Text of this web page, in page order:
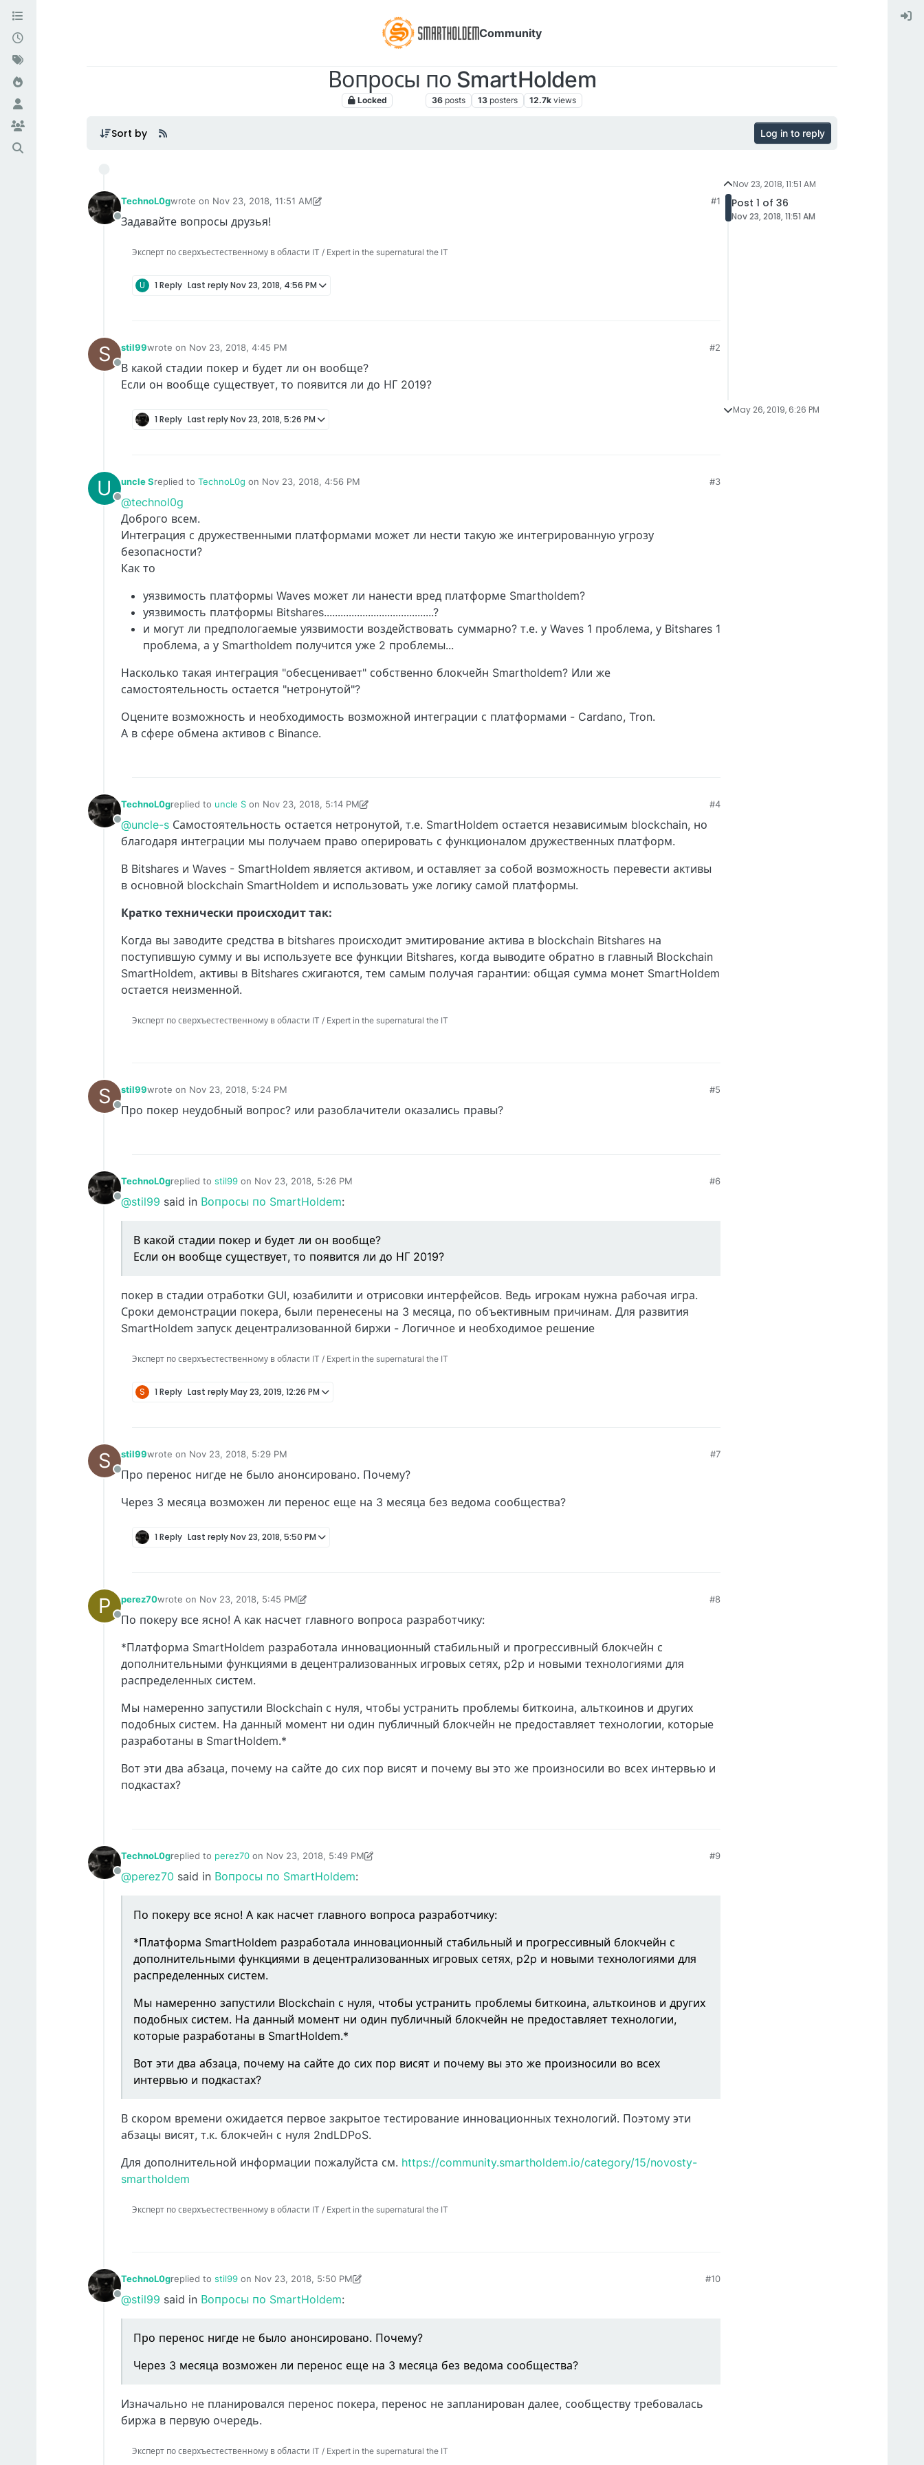
Community
Вопросы по SmartHoldem
Locked 36 posts 13 posters 12.7k views
Sort by Log in to reply
Offline
TechnoL0gwrote on Nov 23, 2018, 11:51 AM
last edited by vlad2323 Nov 23, 2018, 12:29 PM
#1
Задавайте вопросы друзья!
Эксперт по сверхъестественному в области IT / Expert in the supernatural the IT
U 1 Reply Last replyNov 23, 2018, 4:56 PM
S
Offline
stil99wrote on Nov 23, 2018, 4:45 PM
last edited by
#2
В какой стадии покер и будет ли он вообще?
Если он вообще существует, то появится ли до НГ 2019?
1 Reply Last replyNov 23, 2018, 5:26 PM
U
Offline
uncle Sreplied to TechnoL0g on Nov 23, 2018, 4:56 PM
last edited by
#3
@technol0g
Доброго всем.
Интеграция с дружественными платформами может ли нести такую же интегрированную угрозу
безопасности?
Как то
уязвимость платформы Waves может ли нанести вред платформе Smartholdem?
уязвимость платформы Bitshares........................................?
и могут ли предпологаемые уязвимости воздействовать суммарно? т.е. у Waves 1 проблема, у Bitshares 1
проблема, а у Smartholdem получится уже 2 проблемы...
Насколько такая интеграция "обесценивает" собственно блокчейн Smartholdem? Или же
самостоятельность остается "нетронутой"?
Оцените возможность и необходимость возможной интеграции с платформами - Cardano, Tron.
А в сфере обмена активов с Binance.
Offline
TechnoL0greplied to uncle S on Nov 23, 2018, 5:14 PM
last edited by EuropaDec 4, 2018, 7:43 AM
#4
@uncle-s Самостоятельность остается нетронутой, т.е. SmartHoldem остается независимым blockchain, но
благодаря интеграции мы получаем право оперировать с функционалом дружественных платформ.
В Bitshares и Waves - SmartHoldem является активом, и оставляет за собой возможность перевести активы
в основной blockchain SmartHoldem и использовать уже логику самой платформы.
Кратко технически происходит так:
Когда вы заводите средства в bitshares происходит эмитирование актива в blockchain Bitshares на
поступившую сумму и вы используете все функции Bitshares, когда выводите обратно в главный Blockchain
SmartHoldem, активы в Bitshares сжигаются, тем самым получая гарантии: общая сумма монет SmartHoldem
остается неизменной.
Эксперт по сверхъестественному в области IT / Expert in the supernatural the IT
S
Offline
stil99wrote on Nov 23, 2018, 5:24 PM
last edited by
#5
Про покер неудобный вопрос? или разоблачители оказались правы?
Offline
TechnoL0greplied to stil99 on Nov 23, 2018, 5:26 PM
last edited by
#6
@stil99 said in Вопросы по SmartHoldem:
В какой стадии покер и будет ли он вообще?
Если он вообще существует, то появится ли до НГ 2019?
покер в стадии отработки GUI, юзабилити и отрисовки интерфейсов. Ведь игрокам нужна рабочая игра.
Сроки демонстрации покера, были перенесены на 3 месяца, по объективным причинам. Для развития
SmartHoldem запуск децентрализованной биржи - Логичное и необходимое решение
Эксперт по сверхъестественному в области IT / Expert in the supernatural the IT
S 1 Reply Last replyMay 23, 2019, 12:26 PM
S
Offline
stil99wrote on Nov 23, 2018, 5:29 PM
last edited by
#7
Про перенос нигде не было анонсировано. Почему?
Через 3 месяца возможен ли перенос еще на 3 месяца без ведома сообщества?
1 Reply Last replyNov 23, 2018, 5:50 PM
P
Offline
perez70wrote on Nov 23, 2018, 5:45 PM
last edited by perez70Nov 23, 2018, 5:46 PM
#8
По покеру все ясно! А как насчет главного вопроса разработчику:
*Платформа SmartHoldem разработала инновационный стабильный и прогрессивный блокчейн с
дополнительными функциями в децентрализованных игровых сетях, p2p и новыми технологиями для
распределенных систем.
Мы намеренно запустили Blockchain с нуля, чтобы устранить проблемы биткоина, альткоинов и других
подобных систем. На данный момент ни один публичный блокчейн не предоставляет технологии, которые
разработаны в SmartHoldem.*
Вот эти два абзаца, почему на сайте до сих пор висят и почему вы это же произносили во всех интервью и
подкастах?
Offline
TechnoL0greplied to perez70 on Nov 23, 2018, 5:49 PM
last edited by Europa Nov 23, 2018, 5:56 PM
#9
@perez70 said in Вопросы по SmartHoldem:
По покеру все ясно! А как насчет главного вопроса разработчику:
*Платформа SmartHoldem разработала инновационный стабильный и прогрессивный блокчейн с
дополнительными функциями в децентрализованных игровых сетях, p2p и новыми технологиями для
распределенных систем.
Мы намеренно запустили Blockchain с нуля, чтобы устранить проблемы биткоина, альткоинов и других
подобных систем. На данный момент ни один публичный блокчейн не предоставляет технологии,
которые разработаны в SmartHoldem.*
Вот эти два абзаца, почему на сайте до сих пор висят и почему вы это же произносили во всех
интервью и подкастах?
В скором времени ожидается первое закрытое тестирование инновационных технологий. Поэтому эти
абзацы висят, т.к. блокчейн с нуля 2ndLDPoS.
Для дополнительной информации пожалуйста см. https://community.smartholdem.io/category/15/novosty-
smartholdem
Эксперт по сверхъестественному в области IT / Expert in the supernatural the IT
Offline
TechnoL0greplied to stil99 on Nov 23, 2018, 5:50 PM
last edited by TechnoL0gNov 23, 2018, 5:51 PM
#10
@stil99 said in Вопросы по SmartHoldem:
Про перенос нигде не было анонсировано. Почему?
Через 3 месяца возможен ли перенос еще на 3 месяца без ведома сообщества?
Изначально не планировался перенос покера, перенос не запланирован далее, сообществу требовалась
биржа в первую очередь.
Эксперт по сверхъестественному в области IT / Expert in the supernatural the IT
Nov 23, 2018, 11:51 AM
Post 1 of 36
Nov 23, 2018, 11:51 AM
May 26, 2019, 6:26 PM